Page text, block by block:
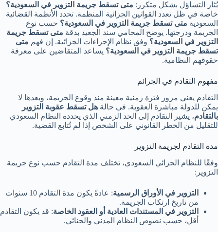
يُثار التساؤل بشكل متكرر: متى تسقط جريمة التزوير في السعودية؟
خاصة في ظل تعدد القوانين الجزائية المنظمة. تحدد الأنظمة القضائية
السعودية متى تسقط جريمة التزوير في السعودية؟ حسب نوع
الجريمة ودرجتها. يوضح المحامي سند الجعيد بدقة متى تسقط جريمة
التزوير في السعودية؟ وفق نظام الإجراءات الجزائية. إن فهم متى
تسقط جريمة التزوير في السعودية؟ يساعد المتقاضين على معرفة
حقوقهم النظامية.
مفهوم التقادم في الجرائم
التقادم يعني مرور فترة زمنية معينة منذ وقوع الجريمة، وبعدها لا
يمكن للدولة مباشرة العقوبة. في حالة هل تسقط عقوبة التزوير
بالتقادم، يشير التقادم إلى الحد الزمني الذي يحدده النظام السعودي
للتقليل من الخطر القانوني على الشخص إذا لم تُتابع القضية.
مدة التقادم لجريمة التزوير
وفقًا للنظام الجزائي السعودي، تختلف مدة التقادم حسب نوع جريمة
التزوير:
التزوير في الأوراق الرسمية
: عادةً يكون مدة التقادم 10 سنوات
من تاريخ ارتكاب الجريمة.
التزوير في المستندات العادية أو العقود الخاصة: قد يكون التقادم
أقل، حسب نصوص النظام المدني والجنائي.